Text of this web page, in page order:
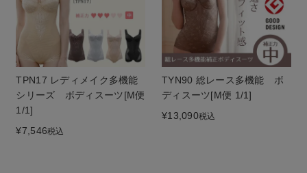
TPN17 レディメイク多機能
シリーズ ボディスーツ[M便
1/1]
¥7,546税込
TYN90 総レース多機能 ボ
ディスーツ[M便 1/1]
¥13,090税込